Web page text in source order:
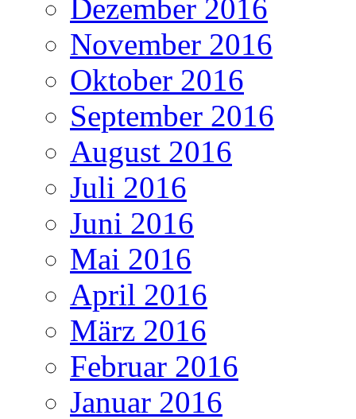
Dezember 2016
November 2016
Oktober 2016
September 2016
August 2016
Juli 2016
Juni 2016
Mai 2016
April 2016
März 2016
Februar 2016
Januar 2016